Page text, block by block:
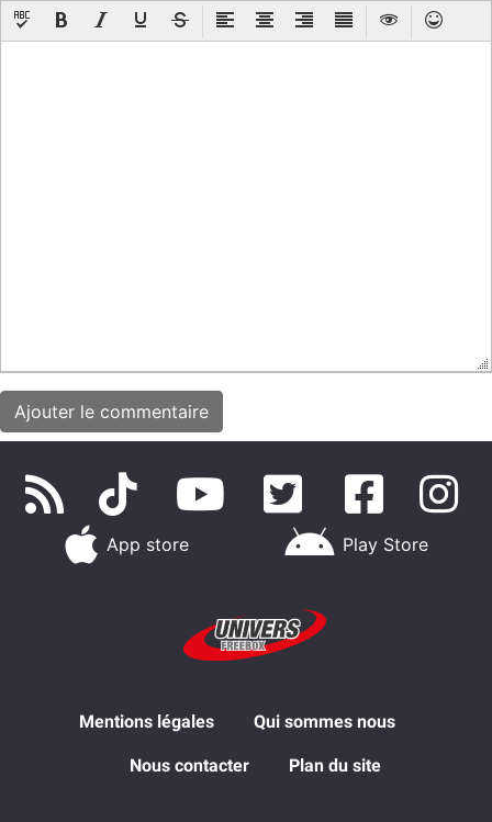
App store Play Store
Mentions légales Qui sommes nous
Nous contacter Plan du site